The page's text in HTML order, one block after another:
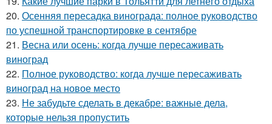
20. Осенняя пересадка винограда: полное руководство
по успешной транспортировке в сентябре
21. Весна или осень: когда лучше пересаживать
виноград
22. Полное руководство: когда лучше пересаживать
виноград на новое место
23. Не забудьте сделать в декабре: важные дела,
которые нельзя пропустить